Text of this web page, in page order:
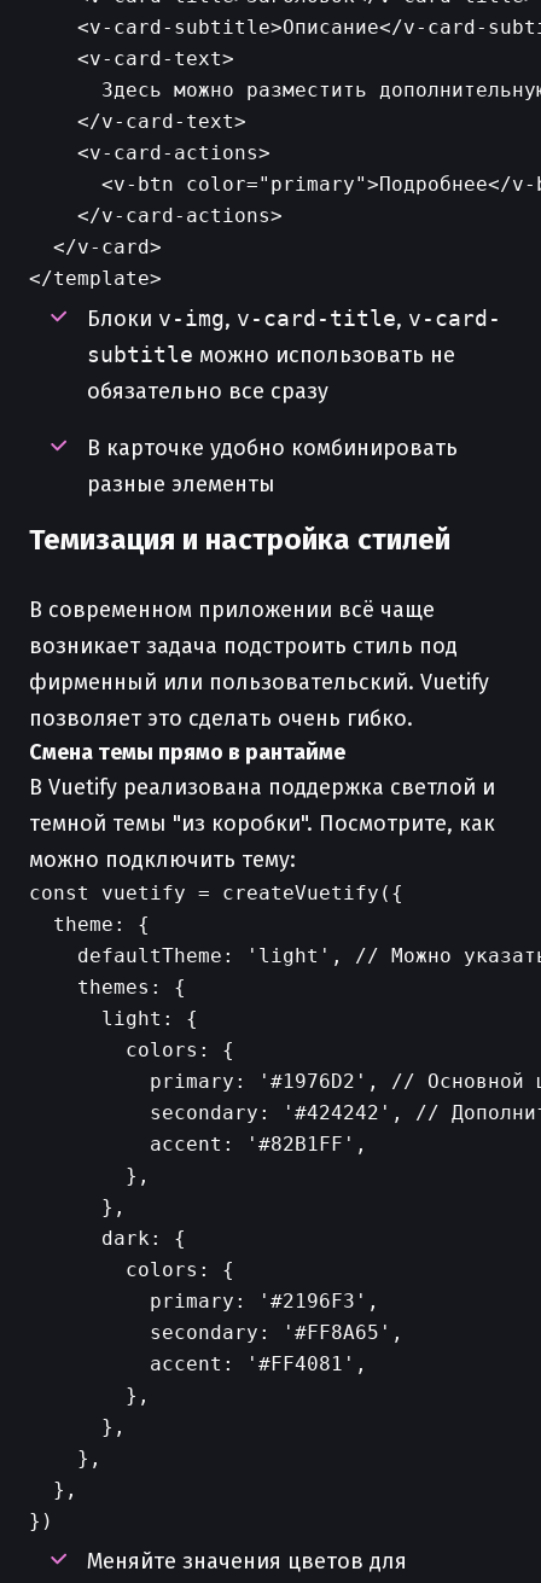
<v-card-subtitle>Описание</v-card-
    <v-card-text>
Здесь можно разместить
    </v-card-text>
    <v-card-actions>
<v-btn color="primary">Подробнее</v-
    </v-card-actions>
  </v-card>
Блоки v-img, v-card-title, v-card-
subtitle можно использовать не
обязательно все сразу
В карточке удобно комбинировать
разные элементы
Темизация и настройка стилей
В современном приложении всё чаще
возникает задача подстроить стиль под
фирменный или пользовательский. Vuetify
позволяет это сделать очень гибко.
Смена темы прямо в рантайме
В Vuetify реализована поддержка светлой и
темной темы "из коробки". Посмотрите, как
можно подключить тему:
const vuetify = createVuetify({
  theme: {
defaultTheme: 'light', // Можно
    themes: {
      light: {
        colors: {
primary: '#1976D2', // Основной
secondary: '#424242', //
          accent: '#82B1FF',
        },
      },
      dark: {
        colors: {
          primary: '#2196F3',
          secondary: '#FF8A65',
          accent: '#FF4081',
        },
      },
    },
  },
Меняйте значения цветов для